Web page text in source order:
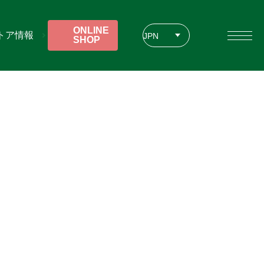
JPN
ア情報
ONLINE
SHOP